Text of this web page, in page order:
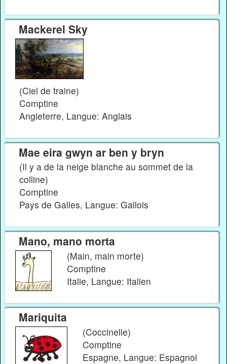
Mackerel Sky
(Ciel de traine)
Comptine
Angleterre, Langue: Anglais
Mae eira gwyn ar ben y bryn
(Il y a de la neige blanche au sommet de la
colline)
Comptine
Pays de Galles, Langue: Gallois
Mano, mano morta
(Main, main morte)
Comptine
Italie, Langue: Italien
Mariquita
(Coccinelle)
Comptine
Espagne, Langue: Espagnol